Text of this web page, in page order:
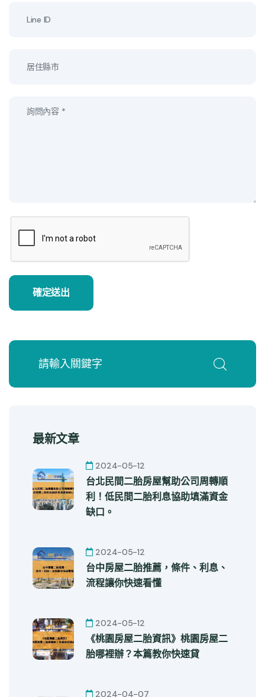
確定送出
最新文章
2024-05-12
台北民間二胎房屋幫助公司周轉順
利！低民間二胎利息協助填滿資金
缺口。
2024-05-12
台中房屋二胎推薦，條件、利息、
流程讓你快速看懂
2024-05-12
《桃園房屋二胎資訊》桃園房屋二
胎哪裡辦？本篇教你快速貸
2024-04-07